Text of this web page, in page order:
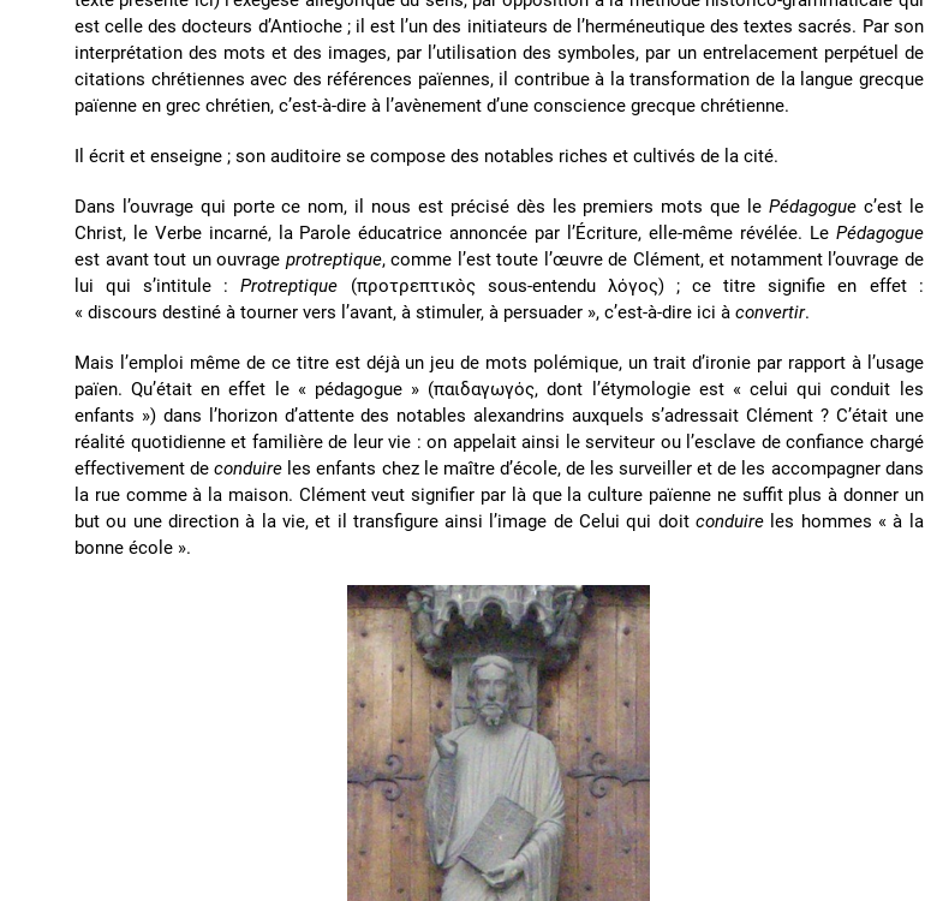
est celle des docteurs d’Antioche ; il est l’un des initiateurs de l’herméneutique des textes sacrés. Par son
interprétation des mots et des images, par l’utilisation des symboles, par un entrelacement perpétuel de
citations chrétiennes avec des références païennes, il contribue à la transformation de la langue grecque
païenne en grec chrétien, c’est-à-dire à l’avènement d’une conscience grecque chrétienne.
Il écrit et enseigne ; son auditoire se compose des notables riches et cultivés de la cité.
Dans l’ouvrage qui porte ce nom, il nous est précisé dès les premiers mots que le Pédagoguec’est le
Christ, le Verbe incarné, la Parole éducatrice annoncée par l’Écriture, elle-même révélée. Le Pédagogue
est avant tout un ouvrage protreptique, comme l’est toute l’œuvre de Clément, et notamment l’ouvrage de
lui qui s’intitule :Protreptique (προτρεπτικὸς sous-entendu λόγος) ; ce titre signifie en effet :
« discours destiné à tourner vers l’avant, à stimuler, à persuader », c’est-à-dire ici à convertir.
Mais l’emploi même de ce titre est déjà un jeu de mots polémique, un trait d’ironie par rapport à l’usage
païen. Qu’était en effet le « pédagogue » (παιδαγωγός, dont l’étymologie est « celui qui conduit les
enfants ») dans l’horizon d’attente des notables alexandrins auxquels s’adressait Clément ? C’était une
réalité quotidienne et familière de leur vie : on appelait ainsi le serviteur ou l’esclave de confiance chargé
effectivement deconduire les enfants chez le maître d’école, de les surveiller et de les accompagner dans
la rue comme à la maison. Clément veut signifier par là que la culture païenne ne suffit plus à donner un
but ou une direction à la vie, et il transfigure ainsi l’image de Celui qui doitconduire les hommes « à la
bonne école ».